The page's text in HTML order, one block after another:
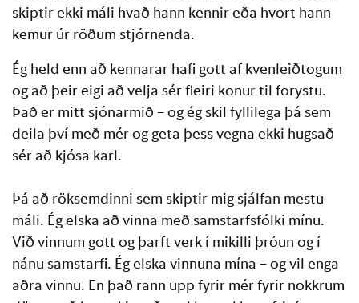
skiptir ekki máli hvað hann kennir eða hvort hann
kemur úr röðum stjórnenda.
Ég held enn að kennarar hafi gott af kvenleiðtogum
og að þeir eigi að velja sér fleiri konur til forystu.
Það er mitt sjónarmið – og ég skil fyllilega þá sem
deila því með mér og geta þess vegna ekki hugsað
sér að kjósa karl.
Þá að röksemdinni sem skiptir mig sjálfan mestu
máli. Ég elska að vinna með samstarfsfólki mínu.
Við vinnum gott og þarft verk í mikilli þróun og í
nánu samstarfi. Ég elska vinnuna mína – og vil enga
aðra vinnu. En það rann upp fyrir mér fyrir nokkrum